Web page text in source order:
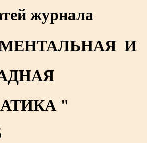
журнала
И
"